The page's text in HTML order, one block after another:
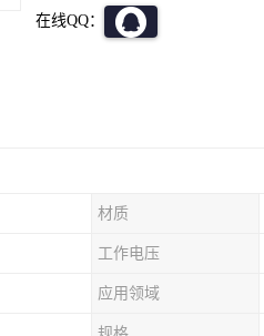
在线QQ：
材质
工作电压
应用领域